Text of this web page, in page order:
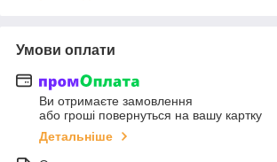
Умови оплати
Ви отримаєте замовлення
або гроші повернуться на вашу картку
Детальніше